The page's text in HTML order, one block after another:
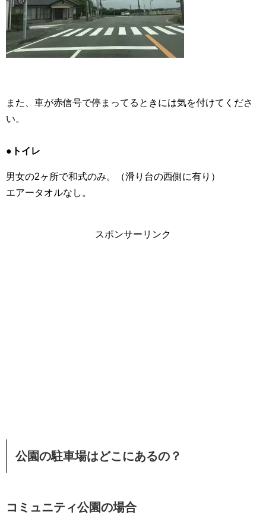
また、車が赤信号で停まってるときには気を付けてくださ
い。
●トイレ
男女の2ヶ所で和式のみ。（滑り台の西側に有り）
エアータオルなし。
スポンサーリンク
公園の駐車場はどこにあるの？
コミュニティ公園の場合